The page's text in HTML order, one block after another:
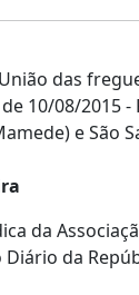
das
10/08/
e São
da
da